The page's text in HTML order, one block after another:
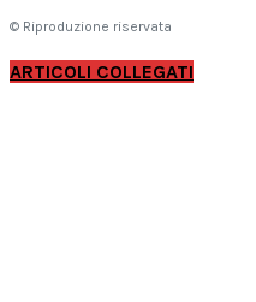
© Riproduzione riservata
ARTICOLI COLLEGATI